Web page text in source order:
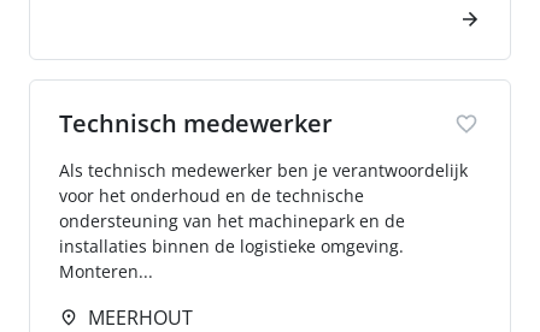
Technisch medewerker
Als technisch medewerker ben je verantwoordelijk
voor het onderhoud en de technische
ondersteuning van het machinepark en de
installaties binnen de logistieke omgeving.
Monteren...
MEERHOUT